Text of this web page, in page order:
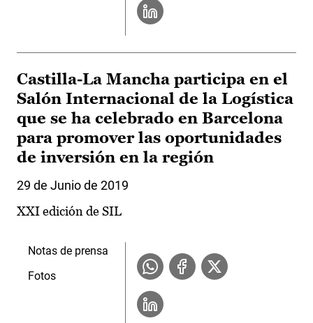
Castilla-La Mancha participa en el
Salón Internacional de la Logística
que se ha celebrado en Barcelona
para promover las oportunidades
de inversión en la región
29 de Junio de 2019
XXI edición de SIL
Notas de prensa
Fotos